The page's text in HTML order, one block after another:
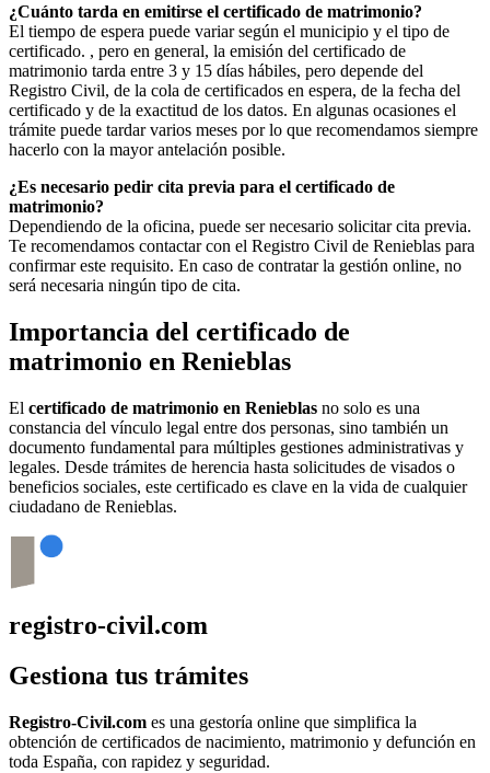
¿Cuánto tarda en emitirse el certificado de matrimonio?
El tiempo de espera puede variar según el municipio y el tipo de
certificado. , pero en general, la emisión del certificado de
matrimonio tarda entre 3 y 15 días hábiles, pero depende del
Registro Civil, de la cola de certificados en espera, de la fecha del
certificado y de la exactitud de los datos. En algunas ocasiones el
trámite puede tardar varios meses por lo que recomendamos siempre
hacerlo con la mayor antelación posible.
¿Es necesario pedir cita previa para el certificado de
matrimonio?
Dependiendo de la oficina, puede ser necesario solicitar cita previa.
Te recomendamos contactar con el Registro Civil de Renieblas para
confirmar este requisito. En caso de contratar la gestión online, no
será necesaria ningún tipo de cita.
Importancia del certificado de
matrimonio en Renieblas
El certificado de matrimonio en Renieblas no solo es una
constancia del vínculo legal entre dos personas, sino también un
documento fundamental para múltiples gestiones administrativas y
legales. Desde trámites de herencia hasta solicitudes de visados o
beneficios sociales, este certificado es clave en la vida de cualquier
ciudadano de Renieblas.
registro-civil.com
Gestiona tus trámites
Registro-Civil.com es una gestoría online que simplifica la
obtención de certificados de nacimiento, matrimonio y defunción en
toda España, con rapidez y seguridad.